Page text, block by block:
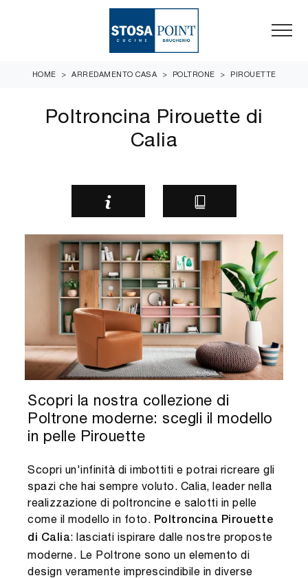
HOME > ARREDAMENTO CASA > POLTRONE > PIROUETTE
Poltroncina Pirouette di
Calia
Scopri la nostra collezione di
Poltrone moderne: scegli il modello
in pelle Pirouette
Scopri un'infinità di imbottiti e potrai ricreare gli
spazi che hai sempre voluto. Calia, leader nella
realizzazione di poltroncine e salotti in pelle
come il modello in foto. Poltroncina Pirouette
di Calia: lasciati ispirare dalle nostre proposte
moderne. Le Poltrone sono un elemento di
design veramente imprescindibile in diverse